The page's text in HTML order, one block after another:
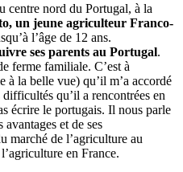
centre nord du Portugal, à la
un jeune agriculteur Franco-
l’âge de 12 ans.
ses parents au Portugal.
ferme familiale. C’est à
à la belle vue) qu’il m’a accordé
qu’il a rencontrées en
écrire le portugais. Il nous parle
avantages et de ses
marché de l’agriculture au
en France.